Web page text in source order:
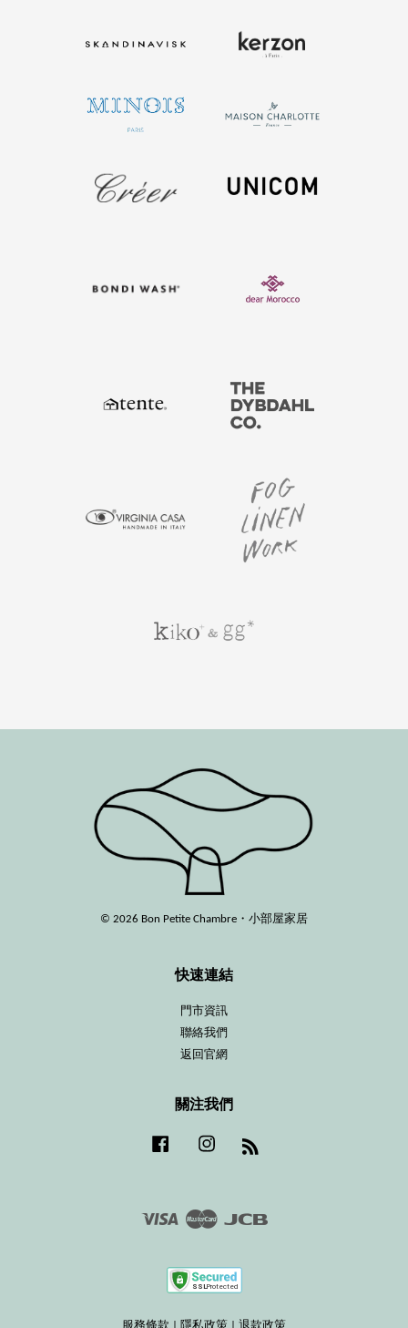
© 2026 Bon Petite Chambre・小部屋家居
快速連結
門市資訊
聯絡我們
返回官網
關注我們
Facebook Instagram
Visa Master